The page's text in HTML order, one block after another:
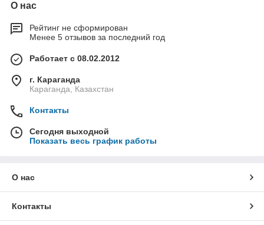
О нас
Рейтинг не сформирован
Менее 5 отзывов за последний год
Работает с 08.02.2012
г. Караганда
Караганда, Казахстан
Контакты
Сегодня выходной
Показать весь график работы
О нас
Контакты